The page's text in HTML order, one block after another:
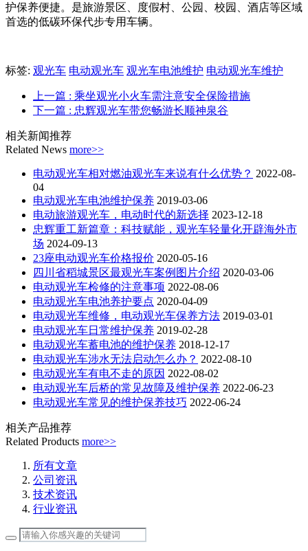
护保养便捷。是旅游景区、度假村、公园、校园、酒店等区域
首选的低碳环保代步专用车辆。
标签: 观光车 电动观光车 观光车电池维护 电动观光车维护
上一篇 : 乘坐观光小火车需注意安全保险措施
下一篇 : 忠辉观光车带您畅游长顺神泉谷
相关新闻推荐
Related News more>>
电动观光车相对燃油观光车来说有什么优势？ 2022-08-
04
电动观光车电池维护保养 2019-03-06
电动旅游观光车，电动时代的新选择 2023-12-18
忠辉重工新篇章：科技赋能，观光车轻量化开辟海外市
场 2024-09-13
23座电动观光车价格报价 2020-05-16
四川省稻城景区最观光车案例图片介绍 2020-03-06
电动观光车检修的注意事项 2022-08-06
电动观光车电池养护要点 2020-04-09
电动观光车维修，电动观光车保养方法 2019-03-01
电动观光车日常维护保养 2019-02-28
电动观光车蓄电池的维护保养 2018-12-17
电动观光车涉水无法启动怎么办？ 2022-08-10
电动观光车有电不走的原因 2022-08-02
电动观光车后桥的常见故障及维护保养 2022-06-23
电动观光车常见的维护保养技巧 2022-06-24
相关产品推荐
Related Products more>>
所有文章
公司资讯
技术资讯
行业资讯